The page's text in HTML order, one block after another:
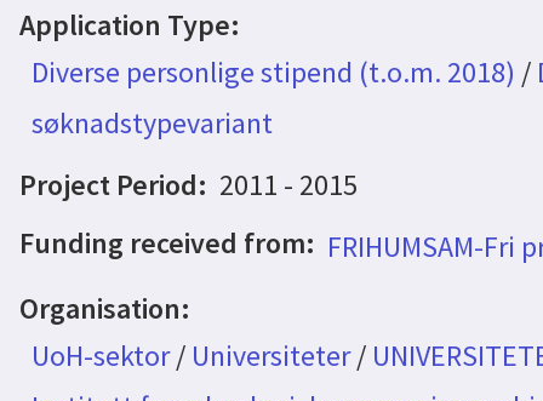
Application Type:
Diverse personlige stipend (t.o.m. 2018) /
søknadstypevariant
Project Period: 2011 - 2015
Funding received from: FRIHUMSAM-
Organisation:
UoH-sektor/ Universiteter/